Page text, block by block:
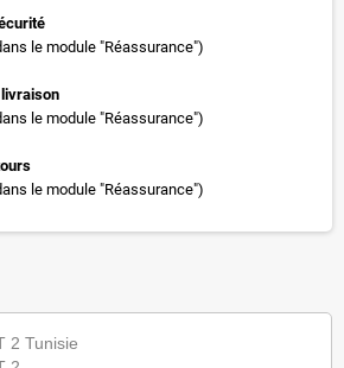
le module "Réassurance")
le module "Réassurance")
le module "Réassurance")